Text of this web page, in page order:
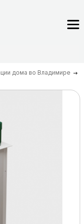
дома во Владимире